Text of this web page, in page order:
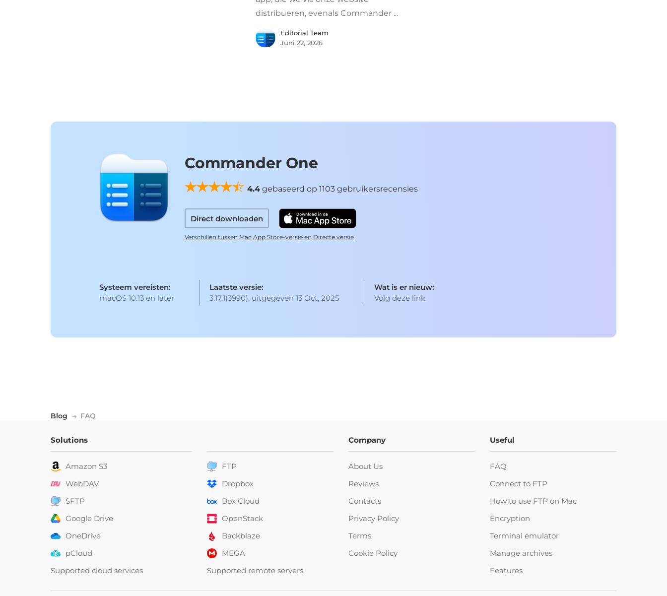
distribueren, evenals Commander ...
Editorial Team
Juni 22, 2026
Commander One
4.4 gebaseerd op 1103 gebruikersrecensies
Direct downloaden
Verschillen tussen Mac App Store-versie en Directe versie
Systeem vereisten:
macOS 10.13 en later
Laatste versie:
3.17.1(3990), uitgegeven 13 Oct, 2025
Wat is er nieuw:
Volg deze link
Blog FAQ
Solutions
Amazon S3
WebDAV
SFTP
Google Drive
OneDrive
pCloud
Supported cloud services
FTP
Dropbox
Box Cloud
OpenStack
Backblaze
MEGA
Supported remote servers
Company
About Us
Reviews
Contacts
Privacy Policy
Terms
Cookie Policy
Useful
FAQ
Connect to FTP
How to use FTP on Mac
Encryption
Terminal emulator
Manage archives
Features